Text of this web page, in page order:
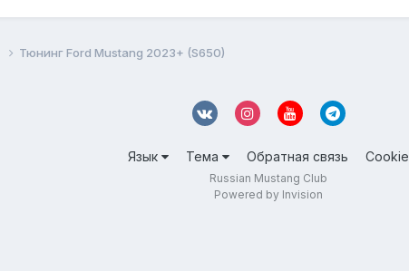
Тюнинг Ford Mustang 2023+ (S650)
Язык Тема Обратная связь Cookie
Russian Mustang Club
Powered by Invision